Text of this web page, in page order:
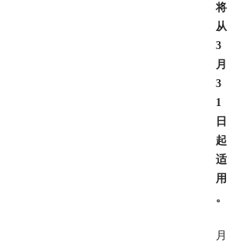
将
从
3
月
3
1
日
起
适
用
。
月